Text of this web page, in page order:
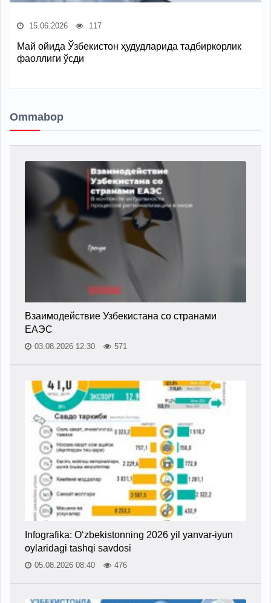
15.06.2026 117
Май ойида Ўзбекистон ҳудудларида тадбиркорлик
фаоллиги ўсди
Ommabop
Взаимодействие Узбекистана со странами
ЕАЭС
03.08.2026 12:30 571
Infografika: O‘zbekistonning 2026 yil yanvar-iyun
oylaridagi tashqi savdosi
05.08.2026 08:40 476